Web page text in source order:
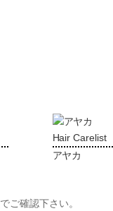
Hair Carelist
アヤカ
でご確認下さい。